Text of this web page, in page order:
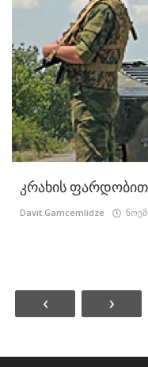
კრახის
Davit.Gamcemlidze
‹ ›